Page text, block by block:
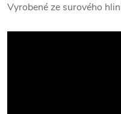
Vyrobené ze surového